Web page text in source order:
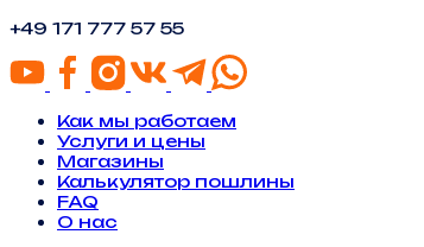
+49 171 777 57 55
Как мы работаем
Услуги и цены
Магазины
Калькулятор пошлины
FAQ
О нас